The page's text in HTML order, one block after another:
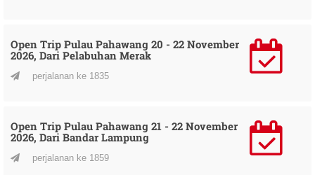
Open Trip Pulau Pahawang 20 - 22 November
2026, Dari Pelabuhan Merak
perjalanan ke 1835
Open Trip Pulau Pahawang 21 - 22 November
2026, Dari Bandar Lampung
perjalanan ke 1859